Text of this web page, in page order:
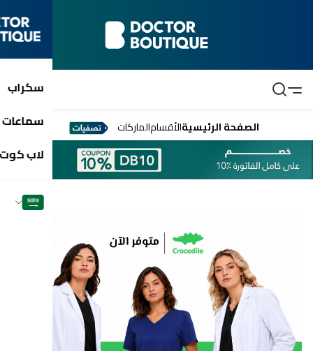
سكراب
لاب
الصفحة الرئيسيةالأقسامالماركات